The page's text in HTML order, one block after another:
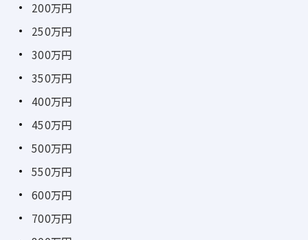
200万円
250万円
300万円
350万円
400万円
450万円
500万円
550万円
600万円
700万円